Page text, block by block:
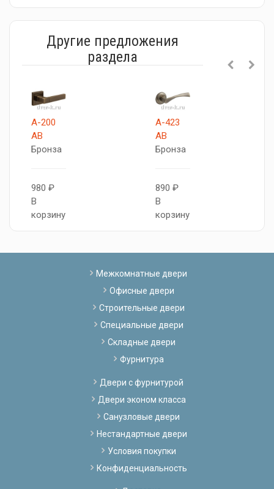
Другие предложения
раздела
A-200
AB
Бронза
980 ₽
В
корзину
A-423
AB
Бронза
890 ₽
В
корзину
Межкомнатные двери
Офисные двери
Строительные двери
Специальные двери
Складные двери
Фурнитура
Двери с фурнитурой
Двери эконом класса
Санузловые двери
Нестандартные двери
Условия покупки
Конфиденциальность